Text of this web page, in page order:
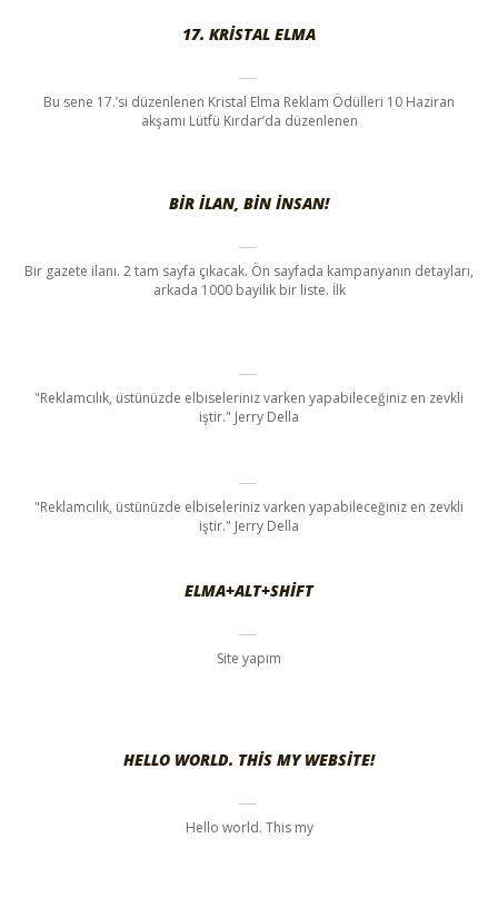
17. KRISTAL ELMA
Bu sene 17.’si düzenlenen Kristal Elma Reklam Ödülleri 10 Haziran
akşamı Lütfü Kırdar’da düzenlenen
BIR ILAN, BIN INSAN!
Bir gazete ilanı. 2 tam sayfa çıkacak. Ön sayfada kampanyanın detayları,
arkada 1000 bayilik bir liste. İlk
"Reklamcılık, üstünüzde elbiseleriniz varken yapabileceğiniz en zevkli
iştir." Jerry Della
"Reklamcılık, üstünüzde elbiseleriniz varken yapabileceğiniz en zevkli
iştir." Jerry Della
ELMA+ALT+SHIFT
Site yapım
HELLO WORLD. THIS MY WEBSITE!
Hello world. This my